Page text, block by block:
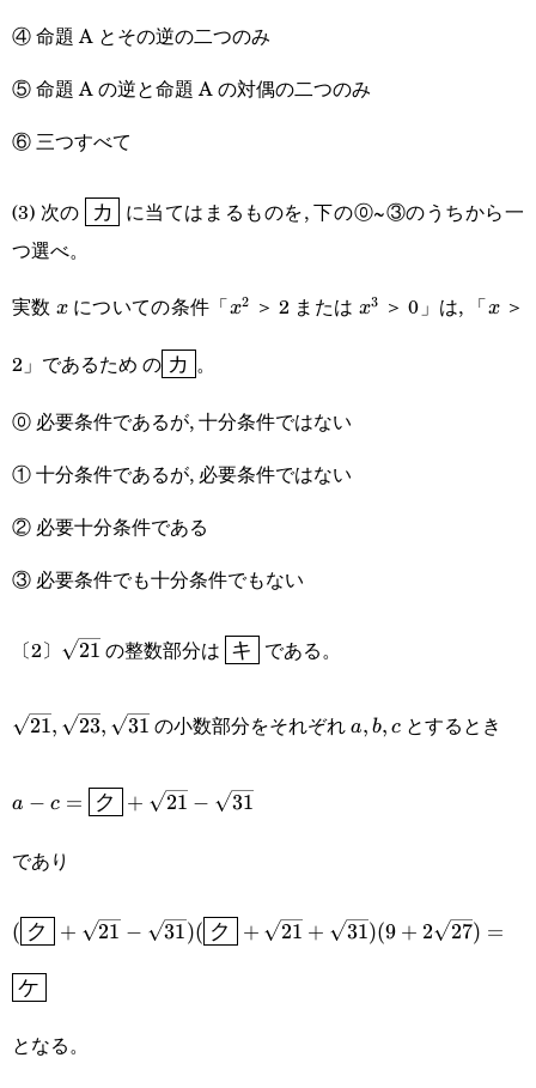
④ 命題 A とその逆の二つのみ
⑤ 命題 A の逆と命題 A の対偶の二つのみ
⑥ 三つすべて
(3) 次の \boxed{\text{カ}}
カ
に当てはまるものを, 下の⓪~③のうちから一
つ選べ。
実数 x
xについての条件「x^2
x2 ＞ 2 または x^3
x3 ＞ 0」は, 「x
x＞
2」であるため の\boxed{\text{カ}}
カ 。
⓪ 必要条件であるが, 十分条件ではない
① 十分条件であるが, 必要条件ではない
② 必要十分条件である
③ 必要条件でも十分条件でもない
〔2〕 \sqrt{21}
21 の整数部分は \boxed{\text{キ}}
キ である。
\sqrt{21},\sqrt{23},\sqrt{31}
21, 23, 31 の小数部分をそれぞれ a,b,c
a, b, cとするとき
\sqrt{31}
a − c = ク + 21 − 31
であり
(\boxed{\text{ク}}+\sqrt{21}-\sqrt{31})
(9+2\sqrt{27})=\boxed{\text{ケ}}
( ク + 21 − 31)( ク + 21 + 31)(9 + 2 27) =
ケ
となる。